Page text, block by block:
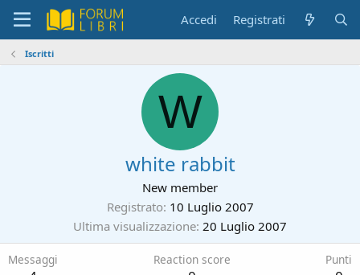
Accedi Registrati
Iscritti
W
white rabbit
New member
Registrato 10 Luglio 2007
Ultima visualizzazione 20 Luglio 2007
Messaggi Reaction score Punti